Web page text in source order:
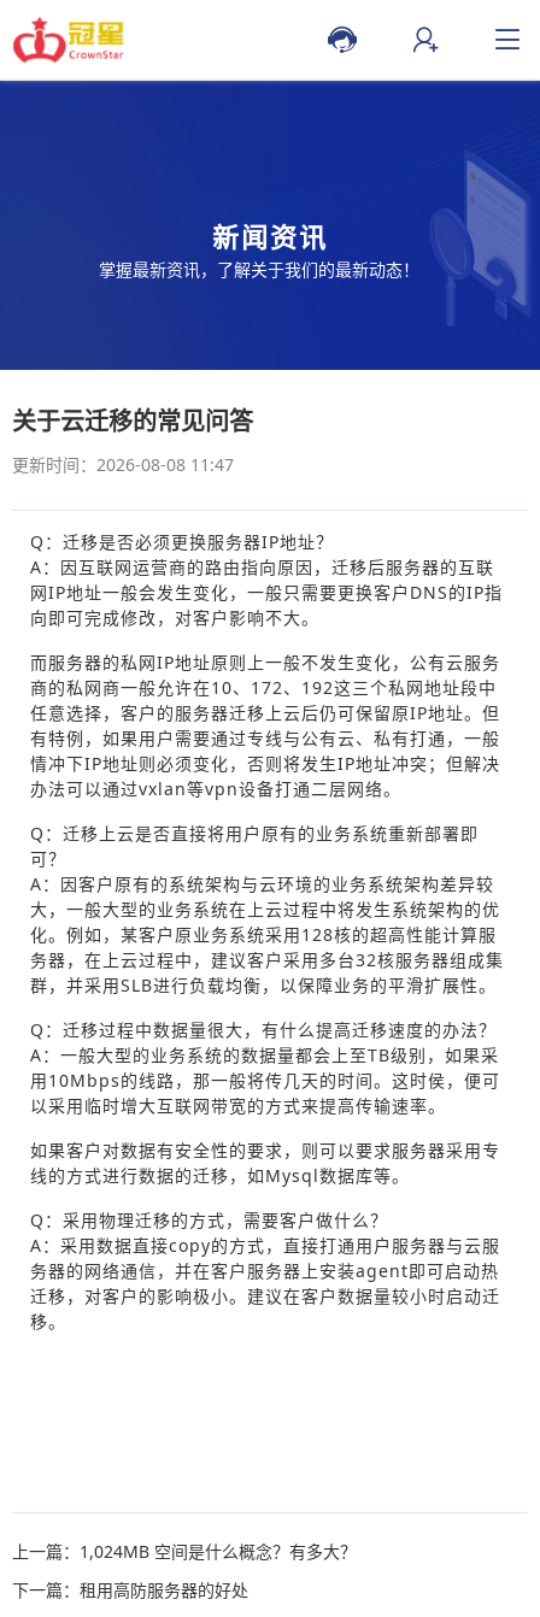
新闻资讯
掌握最新资讯，了解关于我们的最新动态！
关于云迁移的常见问答
更新时间：2026-08-08 11:47
Q：迁移是否必须更换服务器IP地址？
A：因互联网运营商的路由指向原因，迁移后服务器的互联
网IP地址一般会发生变化，一般只需要更换客户DNS的IP指
向即可完成修改，对客户影响不大。
而服务器的私网IP地址原则上一般不发生变化，公有云服务
商的私网商一般允许在10、172、192这三个私网地址段中
任意选择，客户的服务器迁移上云后仍可保留原IP地址。但
有特例，如果用户需要通过专线与公有云、私有打通，一般
情冲下IP地址则必须变化，否则将发生IP地址冲突；但解决
办法可以通过vxlan等vpn设备打通二层网络。
Q：迁移上云是否直接将用户原有的业务系统重新部署即
可？
A：因客户原有的系统架构与云环境的业务系统架构差异较
大，一般大型的业务系统在上云过程中将发生系统架构的优
化。例如，某客户原业务系统采用128核的超高性能计算服
务器，在上云过程中，建议客户采用多台32核服务器组成集
群，并采用SLB进行负载均衡，以保障业务的平滑扩展性。
Q：迁移过程中数据量很大，有什么提高迁移速度的办法？
A：一般大型的业务系统的数据量都会上至TB级别，如果采
用10Mbps的线路，那一般将传几天的时间。这时侯，便可
以采用临时增大互联网带宽的方式来提高传输速率。
如果客户对数据有安全性的要求，则可以要求服务器采用专
线的方式进行数据的迁移，如Mysql数据库等。
Q：采用物理迁移的方式，需要客户做什么？
A：采用数据直接copy的方式，直接打通用户服务器与云服
务器的网络通信，并在客户服务器上安装agent即可启动热
迁移，对客户的影响极小。建议在客户数据量较小时启动迁
移。
上一篇：1,024MB 空间是什么概念？有多大？
下一篇：租用高防服务器的好处